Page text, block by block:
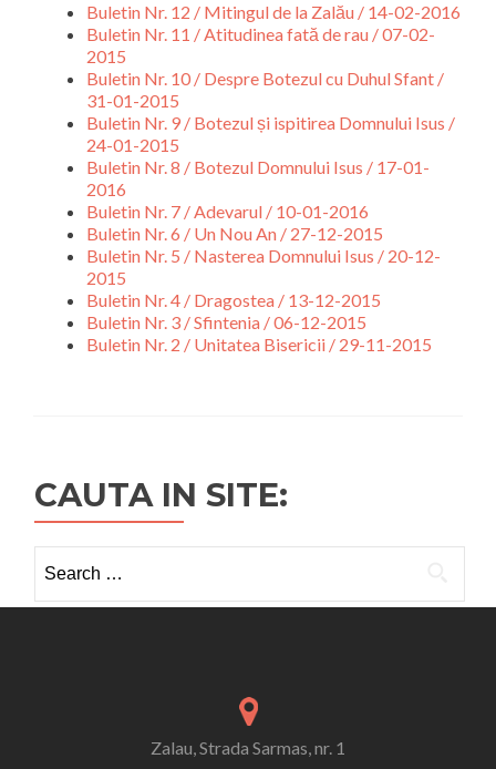
Buletin Nr. 12 / Mitingul de la Zalău / 14-02-2016
Buletin Nr. 11 / Atitudinea fată de rau / 07-02-
2015
Buletin Nr. 10 / Despre Botezul cu Duhul Sfant /
31-01-2015
Buletin Nr. 9 / Botezul și ispitirea Domnului Isus /
24-01-2015
Buletin Nr. 8 / Botezul Domnului Isus / 17-01-
2016
Buletin Nr. 7 / Adevarul / 10-01-2016
Buletin Nr. 6 / Un Nou An / 27-12-2015
Buletin Nr. 5 / Nasterea Domnului Isus / 20-12-
2015
Buletin Nr. 4 / Dragostea / 13-12-2015
Buletin Nr. 3 / Sfintenia / 06-12-2015
Buletin Nr. 2 / Unitatea Bisericii / 29-11-2015
CAUTA IN SITE:
for:
Zalau, Strada Sarmas, nr. 1